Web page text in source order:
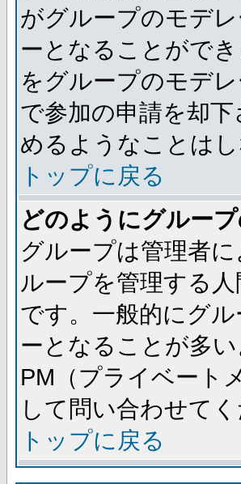
がグループのモデ
ーとなることがで
をグループのモデ
で参加の申請を却
めるようなことは
トップに戻る
どのようにグルー
グループは管理者
ループを管理する
です。一般的にグ
ーとなることが多
PM（プライベート
して問い合わせてく
トップに戻る